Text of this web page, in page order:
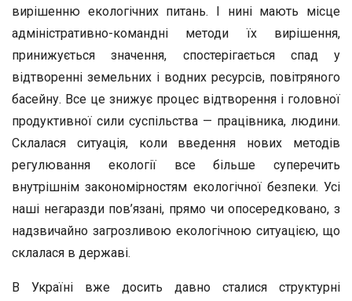
вирішенню екологічних питань. І нині мають місце
адміністративно-командні методи їх вирішення,
принижується значення, спостерігається спад у
відтворенні земельних і водних ресурсів, повітряного
басейну. Все це знижує процес відтворення і головної
продуктивної сили суспільства — працівника, людини.
Склалася ситуація, коли введення нових методів
регулювання екології все більше суперечить
внутрішнім закономірностям екологічної безпеки. Усі
наші негаразди пов’язані, прямо чи опосередковано, з
надзвичайно загрозливою екологічною ситуацією, що
склалася в державі.
В Україні вже досить давно сталися структурні